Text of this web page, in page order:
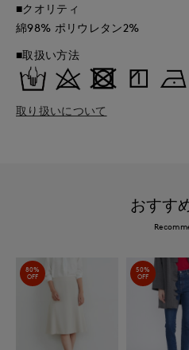
■クオリティ
綿98% ポリウレタン2%
■取扱い方法
取り扱いについて
おすす
80%
OFF
50%
OFF